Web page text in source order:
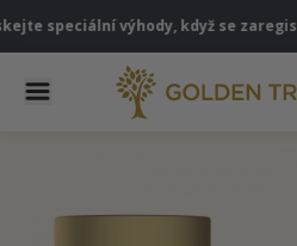
výhody, když se